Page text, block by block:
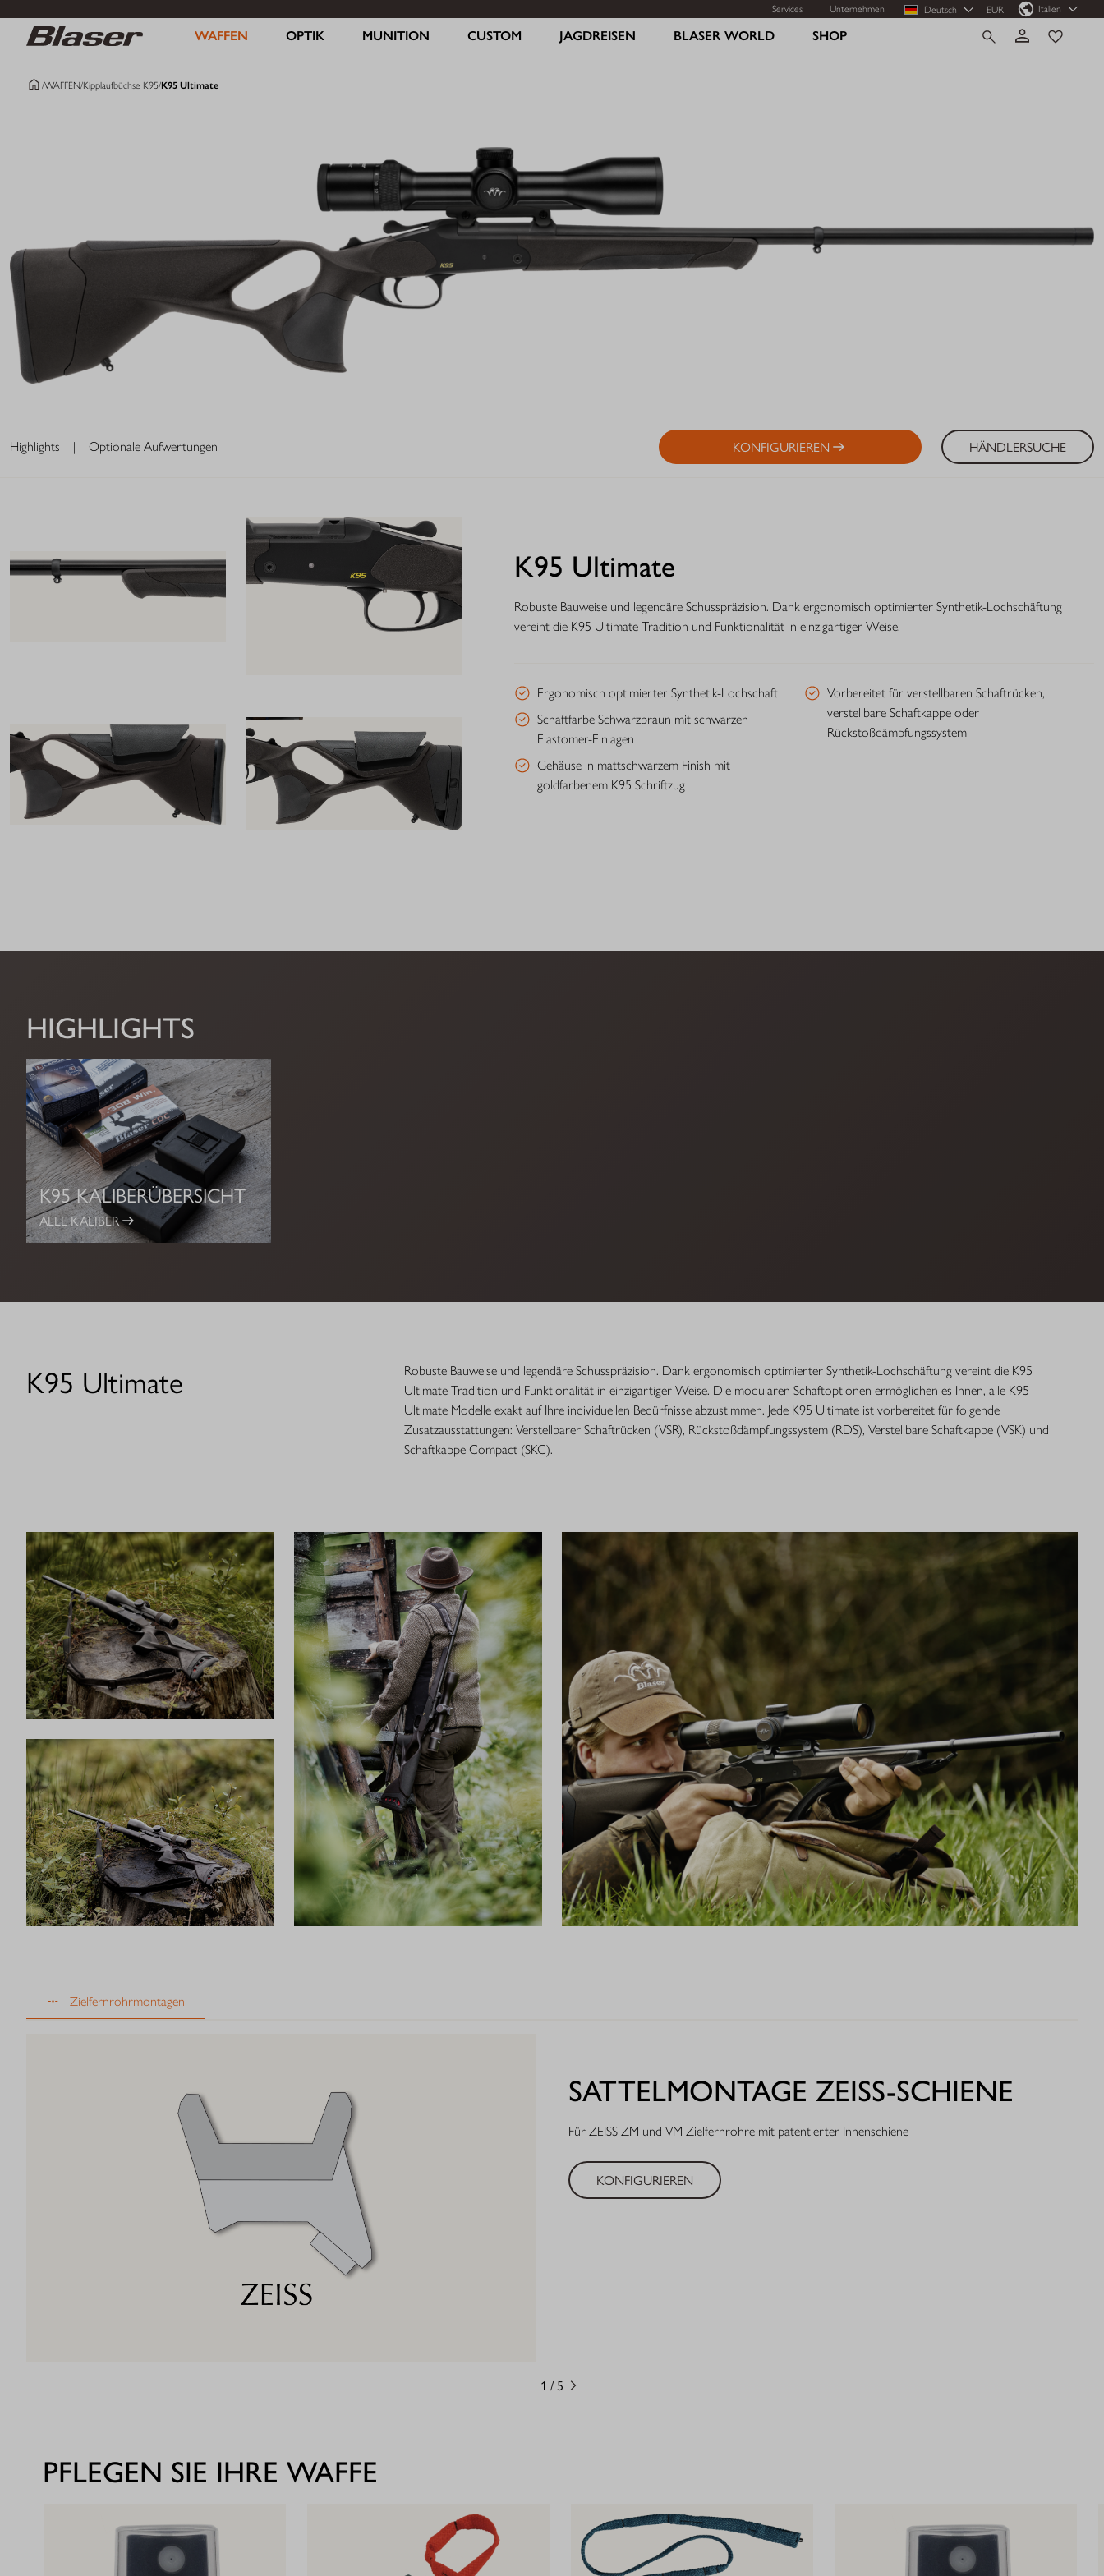
Services Unternehmen Deutsch EUR Italien
WAFFEN OPTIK MUNITION CUSTOM JAGDREISEN BLASER WORLD SHOP
/WAFFEN/Kipplaufbüchse K95/K95 Ultimate
Highlights | Optionale Aufwertungen KONFIGURIEREN HÄNDLERSUCHE
K95 Ultimate
Robuste Bauweise und legendäre Schusspräzision. Dank ergonomisch optimierter Synthetik-Lochschäftung
vereint die K95 Ultimate Tradition und Funktionalität in einzigartiger Weise.
Ergonomisch optimierter Synthetik-Lochschaft
Schaftfarbe Schwarzbraun mit schwarzen
Elastomer-Einlagen
Gehäuse in mattschwarzem Finish mit
goldfarbenem K95 Schriftzug
Vorbereitet für verstellbaren Schaftrücken,
verstellbare Schaftkappe oder
Rückstoßdämpfungssystem
HIGHLIGHTS
K95 KALIBERÜBERSICHT
ALLE KALIBER
K95 Ultimate
Robuste Bauweise und legendäre Schusspräzision. Dank ergonomisch optimierter Synthetik-Lochschäftung vereint die K95
Ultimate Tradition und Funktionalität in einzigartiger Weise. Die modularen Schaftoptionen ermöglichen es Ihnen, alle K95
Ultimate Modelle exakt auf Ihre individuellen Bedürfnisse abzustimmen. Jede K95 Ultimate ist vorbereitet für folgende
Zusatzausstattungen: Verstellbarer Schaftrücken (VSR), Rückstoßdämpfungssystem (RDS), Verstellbare Schaftkappe (VSK) und
Schaftkappe Compact (SKC).
Zielfernrohrmontagen
SATTELMONTAGE ZEISS-SCHIENE
Für ZEISS ZM und VM Zielfernrohre mit patentierter Innenschiene
KONFIGURIEREN
1 /5
PFLEGEN SIE IHRE WAFFE